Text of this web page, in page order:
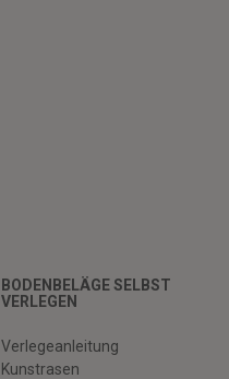
BODENBELÄGE SELBST
VERLEGEN
Verlegeanleitung
Kunstrasen